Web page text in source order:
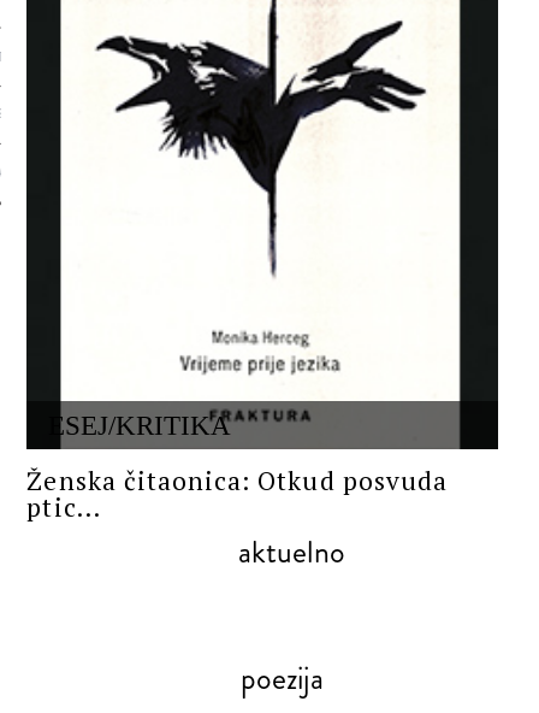
ESEJ/KRITIKA
Ženska čitaonica: Otkud posvuda
ptic...
aktuelno
poezija